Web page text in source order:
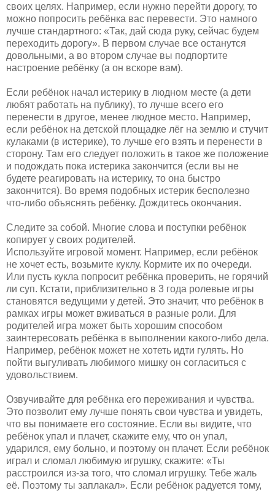
своих целях. Например, если нужно перейти дорогу, то
можно попросить ребёнка вас перевести. Это намного
лучше стандартного: «Так, дай сюда руку, сейчас будем
переходить дорогу». В первом случае все останутся
довольными, а во втором случае вы подпортите
настроение ребёнку (а он вскоре вам).
Если ребёнок начал истерику в людном месте (а дети
любят работать на публику), то лучше всего его
перенести в другое, менее людное место. Например,
если ребёнок на детской площадке лёг на землю и стучит
кулаками (в истерике), то лучше его взять и перенести в
сторону. Там его следует положить в такое же положение
и подождать пока истерика закончится (если вы не
будете реагировать на истерику, то она быстро
закончится). Во время подобных истерик бесполезно
что-либо объяснять ребёнку. Дождитесь окончания.
Следите за собой. Многие слова и поступки ребёнок
копирует у своих родителей.
Используйте игровой момент. Например, если ребёнок
не хочет есть, возьмите куклу. Кормите их по очереди.
Или пусть кукла попросит ребёнка проверить, не горячий
ли суп. Кстати, приблизительно в 3 года ролевые игры
становятся ведущими у детей. Это значит, что ребёнок в
рамках игры может вживаться в разные роли. Для
родителей игра может быть хорошим способом
заинтересовать ребёнка в выполнении какого-либо дела.
Например, ребёнок может не хотеть идти гулять. Но
пойти выгуливать любимого мишку он согласиться с
удовольствием.
Озвучивайте для ребёнка его переживания и чувства.
Это позволит ему лучше понять свои чувства и увидеть,
что вы понимаете его состояние. Если вы видите, что
ребёнок упал и плачет, скажите ему, что он упал,
ударился, ему больно, и поэтому он плачет. Если ребёнок
играл и сломал любимую игрушку, скажите: «Ты
расстроился из-за того, что сломал игрушку. Тебе жаль
её. Поэтому ты заплакал». Если ребёнок радуется тому,